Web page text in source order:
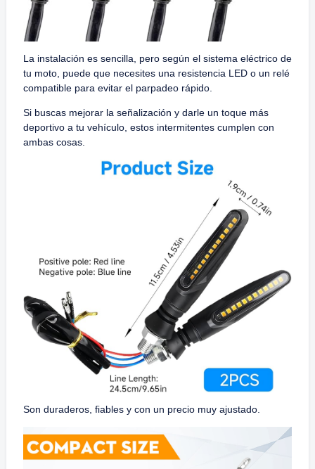
La instalación es sencilla, pero según el sistema eléctrico de
tu moto, puede que necesites una resistencia LED o un relé
compatible para evitar el parpadeo rápido.
Si buscas mejorar la señalización y darle un toque más
deportivo a tu vehículo, estos intermitentes cumplen con
ambas cosas.
Son duraderos, fiables y con un precio muy ajustado.